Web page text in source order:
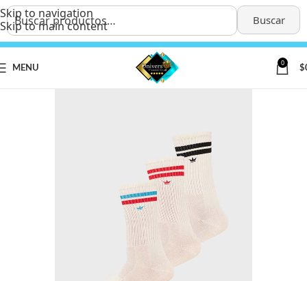
Buscar
Skip to navigation
Skip to main content
MENU
0
$